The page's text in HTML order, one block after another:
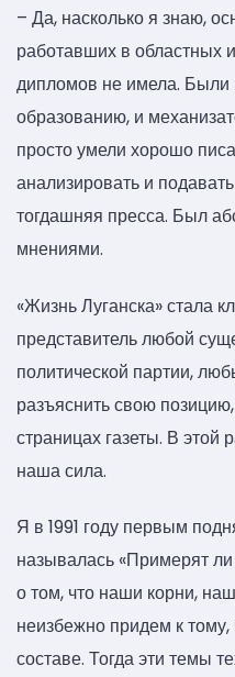
– Да, насколько я знаю,
работавших в областных
дипломов не имела. Были
образованию, и
просто умели хорошо
анализировать и
тогдашняя пресса. Был
мнениями.
«Жизнь Луганска» стала
представитель любой
политической партии,
разъяснить свою
страницах газеты. В этой
наша сила.
Я в 1991 году первым
называлась «Примерят
о том, что наши корни,
неизбежно придем к тому,
составе. Тогда эти темы